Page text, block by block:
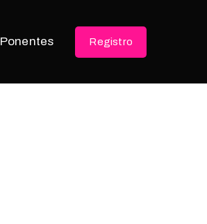
Ponentes Registro